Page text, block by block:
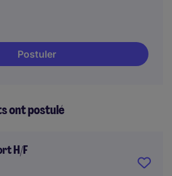
Postuler
ont postulé
H/F